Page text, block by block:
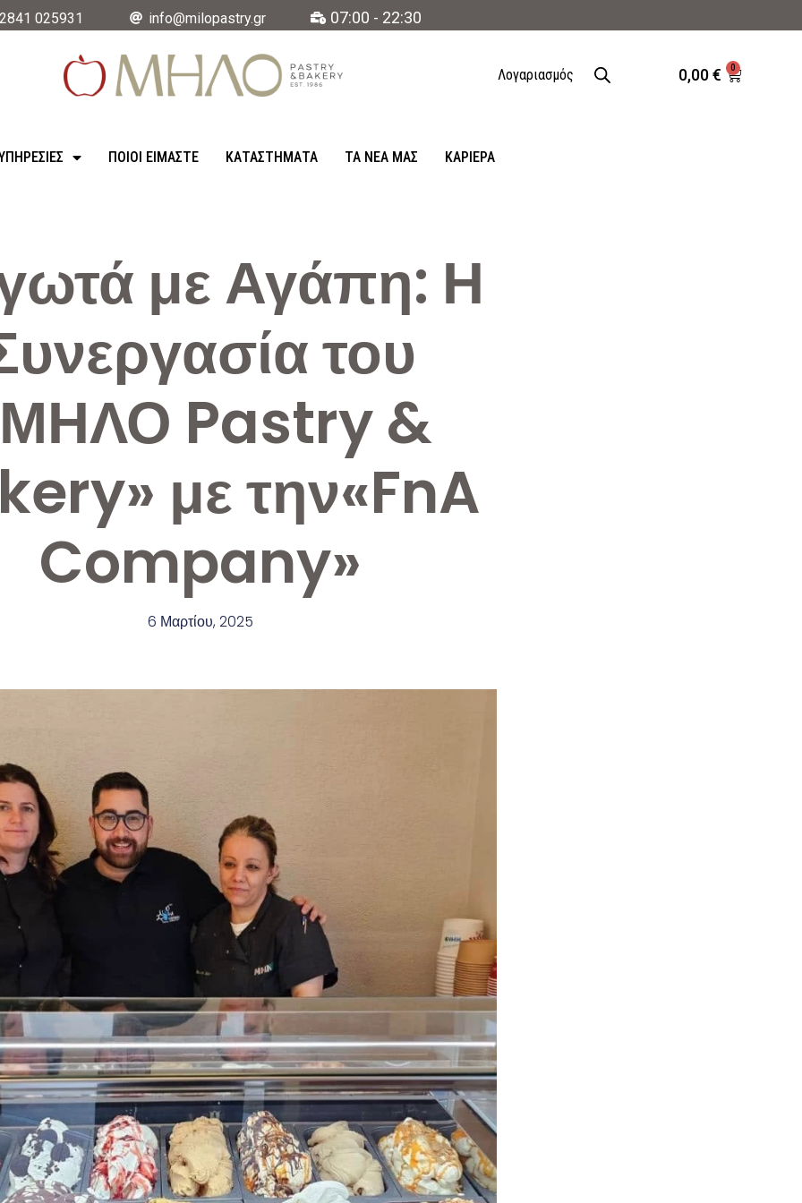
2841 025931 info@milopastry.gr 07:00 - 22:30
Λογαριασμός 0,00€ 0
ΠΟΙΟΙ ΕΙΜΑΣΤΕ ΚΑΤΑΣΤΉΜΑΤΑ ΤΑ ΝΈΑ ΜΑΣ ΚΑΡΙΈΡΑ
με Αγάπη: Η
του
Pastry &
με την«FnA
Company»
6 Μαρτίου, 2025